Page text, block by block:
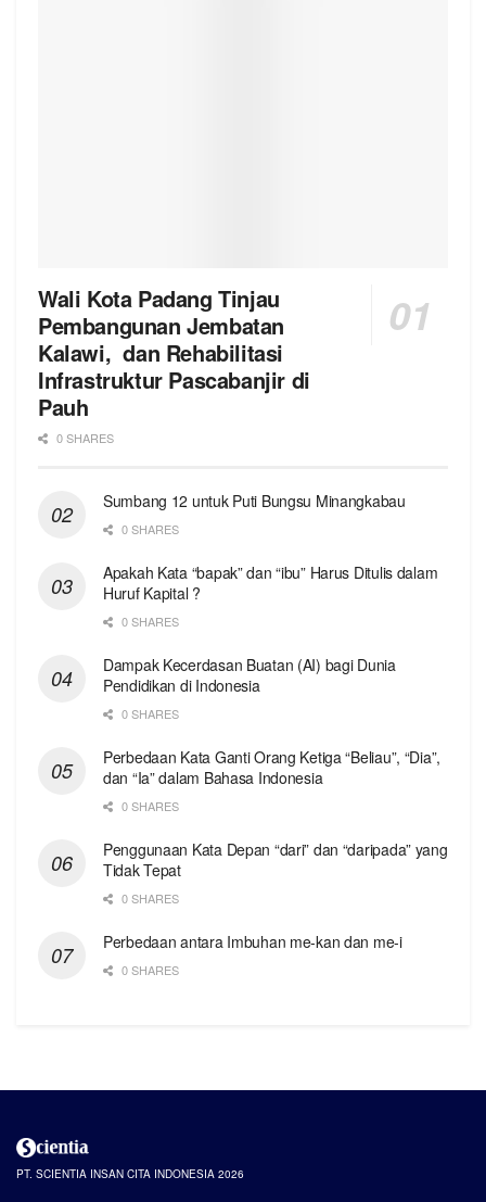
Wali Kota Padang Tinjau
Pembangunan Jembatan
Kalawi, dan Rehabilitasi
Infrastruktur Pascabanjir di
Pauh
0 SHARES
Sumbang 12 untuk Puti Bungsu Minangkabau
0 SHARES
Apakah Kata “bapak” dan “ibu” Harus Ditulis dalam
Huruf Kapital ?
0 SHARES
Dampak Kecerdasan Buatan (AI) bagi Dunia
Pendidikan di Indonesia
0 SHARES
Perbedaan Kata Ganti Orang Ketiga “Beliau”, “Dia”,
dan “Ia” dalam Bahasa Indonesia
0 SHARES
Penggunaan Kata Depan “dari” dan “daripada” yang
Tidak Tepat
0 SHARES
Perbedaan antara Imbuhan me-kan dan me-i
0 SHARES
PT. SCIENTIA INSAN CITA INDONESIA 2026